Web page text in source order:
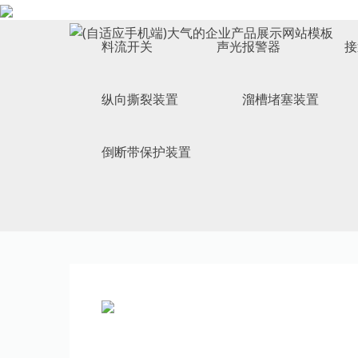
ELECTRICAL SWITCH
料流开关 声光报警器
纵向撕裂装置 溜槽堵塞装置
倒断带保护装置